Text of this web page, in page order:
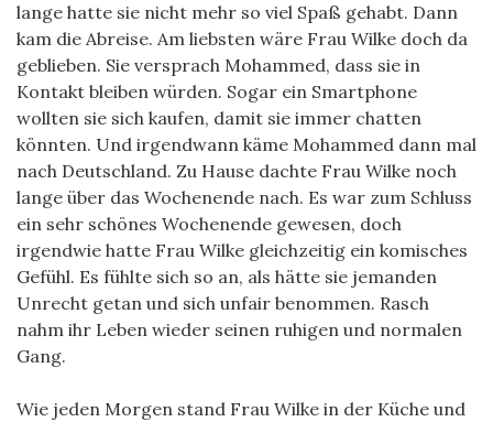
lange hatte sie nicht mehr so viel Spaß gehabt. Dann
kam die Abreise. Am liebsten wäre Frau Wilke doch da
geblieben. Sie versprach Mohammed, dass sie in
Kontakt bleiben würden. Sogar ein Smartphone
wollten sie sich kaufen, damit sie immer chatten
könnten. Und irgendwann käme Mohammed dann mal
nach Deutschland. Zu Hause dachte Frau Wilke noch
lange über das Wochenende nach. Es war zum Schluss
ein sehr schönes Wochenende gewesen, doch
irgendwie hatte Frau Wilke gleichzeitig ein komisches
Gefühl. Es fühlte sich so an, als hätte sie jemanden
Unrecht getan und sich unfair benommen. Rasch
nahm ihr Leben wieder seinen ruhigen und normalen
Gang.
Wie jeden Morgen stand Frau Wilke in der Küche und